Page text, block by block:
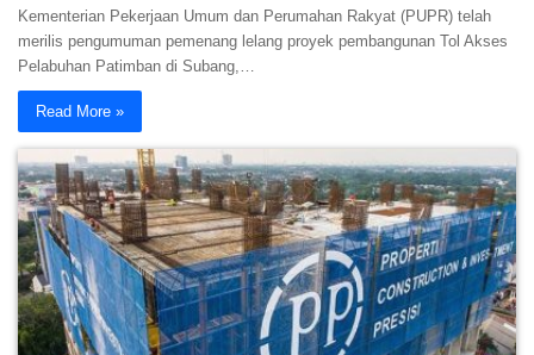
Kementerian Pekerjaan Umum dan Perumahan Rakyat (PUPR) telah
merilis pengumuman pemenang lelang proyek pembangunan Tol Akses
Pelabuhan Patimban di Subang,…
Read More »